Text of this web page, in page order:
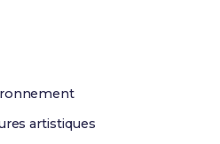
artistiques